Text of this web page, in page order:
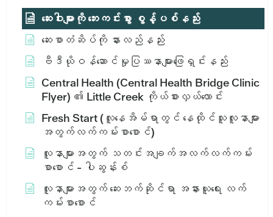
ဆေးဝါးများကို ဘေးကင်းစွာ စွန့်ပစ်နည်း
ဆေးစာတံဆိပ်ကို နားလည်နည်း
ဗီဒီယိုဝန်ဆောင်မှုပြဿနာများဖြေရှင်းနည်း
Central Health (Central Health Bridge Clinic
Flyer) ၏ Little Creek ကိုယ်စားလှယ်လောင်း
Fresh Start (လူနေအိမ်ရာတွင် နေထိုင်သူလူနာများ
အတွက်လက်ကမ်းစာစောင်)
လူနာများအတွက် သတင်းအချက်အလက်လက်ကမ်း
စာစောင် - ပါဆွန်းစ်
လူနာများအတွက် ဆေးဘက်ဆိုင်ရာ အနားယူရေး လက်
ကမ်းစာစောင်